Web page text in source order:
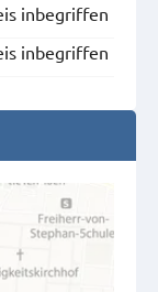
inbegriffen
inbegriffen